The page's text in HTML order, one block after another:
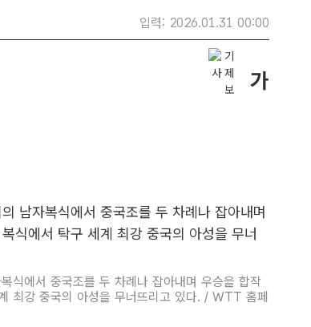
입력: 2026.01.31 00:00
에서 중국조를 두 차례나 잡아내며 우승을 합작
최강 중국의 아성을 무너뜨리고 있다. / WTT 홈페